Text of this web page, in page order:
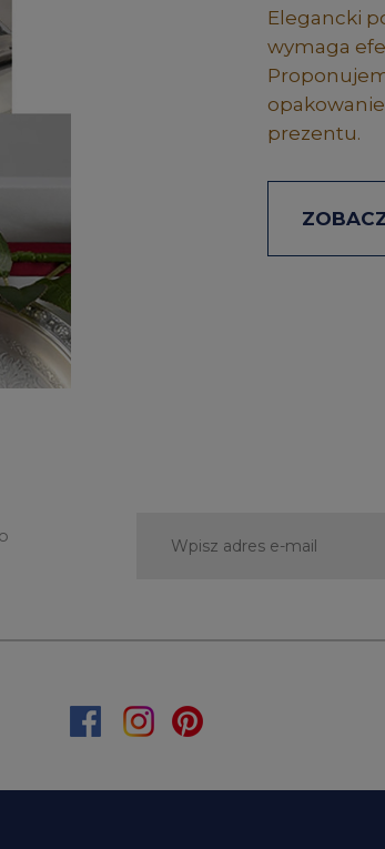
Elegancki
wymaga
prezentu.